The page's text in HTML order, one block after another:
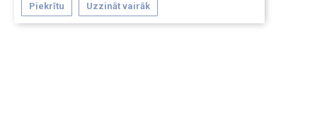
Piekrītu Uzzināt vairāk